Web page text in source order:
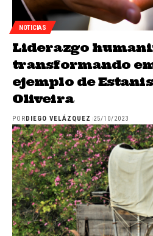
NOTICIAS
Liderazgo
transformando
ejemplo de
Oliveira
POR DIEGO VELÁZQUEZ 25/10/2023